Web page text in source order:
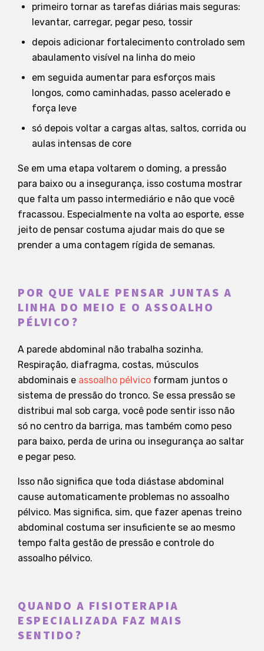
primeiro tornar as tarefas diárias mais seguras:
levantar, carregar, pegar peso, tossir
depois adicionar fortalecimento controlado sem
abaulamento visível na linha do meio
em seguida aumentar para esforços mais
longos, como caminhadas, passo acelerado e
força leve
só depois voltar a cargas altas, saltos, corrida ou
aulas intensas de core
Se em uma etapa voltarem o doming, a pressão
para baixo ou a insegurança, isso costuma mostrar
que falta um passo intermediário e não que você
fracassou. Especialmente na volta ao esporte, esse
jeito de pensar costuma ajudar mais do que se
prender a uma contagem rígida de semanas.
POR QUE VALE PENSAR JUNTAS A
LINHA DO MEIO E O ASSOALHO
PÉLVICO?
A parede abdominal não trabalha sozinha.
Respiração, diafragma, costas, músculos
abdominais e assoalho pélvico formam juntos o
sistema de pressão do tronco. Se essa pressão se
distribui mal sob carga, você pode sentir isso não
só no centro da barriga, mas também como peso
para baixo, perda de urina ou insegurança ao saltar
e pegar peso.
Isso não significa que toda diástase abdominal
cause automaticamente problemas no assoalho
pélvico. Mas significa, sim, que fazer apenas treino
abdominal costuma ser insuficiente se ao mesmo
tempo falta gestão de pressão e controle do
assoalho pélvico.
QUANDO A FISIOTERAPIA
ESPECIALIZADA FAZ MAIS
SENTIDO?